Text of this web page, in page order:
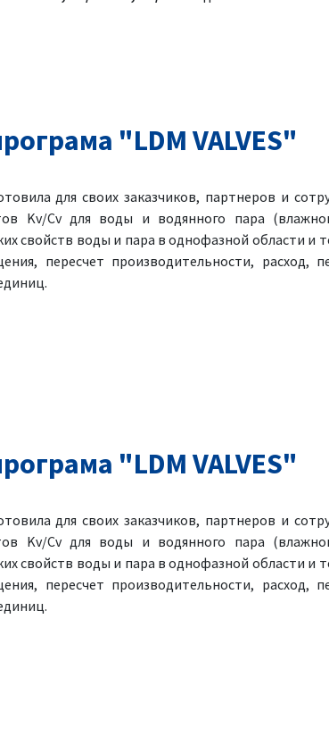
"LDM VALVES"
для своих заказчиков, партнеров и
Kv/Cv для воды и водянного пара
свойств воды и пара в однофазной области и
пересчет производительности, расход,
"LDM VALVES"
для своих заказчиков, партнеров и
Kv/Cv для воды и водянного пара
свойств воды и пара в однофазной области и
пересчет производительности, расход,